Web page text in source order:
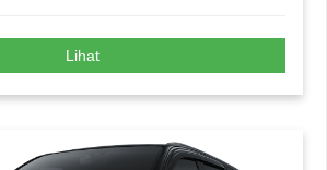
Lihat